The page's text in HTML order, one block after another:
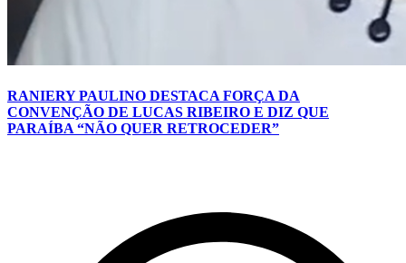
RANIERY PAULINO DESTACA FORÇA DA
CONVENÇÃO DE LUCAS RIBEIRO E DIZ QUE
PARAÍBA “NÃO QUER RETROCEDER”